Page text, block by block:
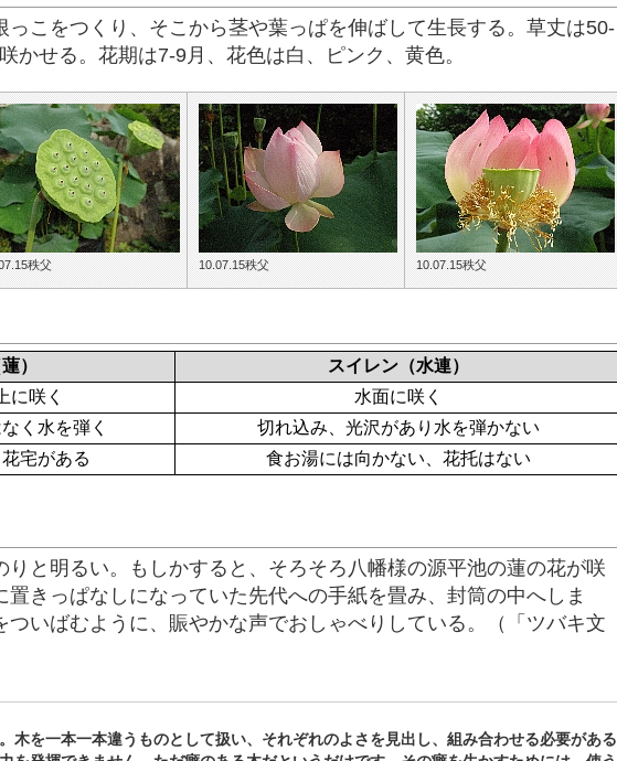
っこをつくり、そこから茎や葉っぱを伸ばして生長する。草丈は50-
かせる。花期は7-9月、花色は白、ピンク、黄色。
秩父 10.07.15秩父 10.07.15秩父
）
スイレン（水連）
に咲く
水面に咲く
く水を弾く
切れ込み、光沢があり水を弾かない
宅がある 食お湯には向かない、花托はない
りと明るい。もしかすると、そろそろ八幡様の源平池の蓮の花が咲
置きっぱなしになっていた先代への手紙を畳み、封筒の中へしま
ついばむように、賑やかな声でおしゃべりしている。（「ツバキ文
木を一本一本違うものとして扱い、それぞれのよさを見出し、組み合わせる必要がある